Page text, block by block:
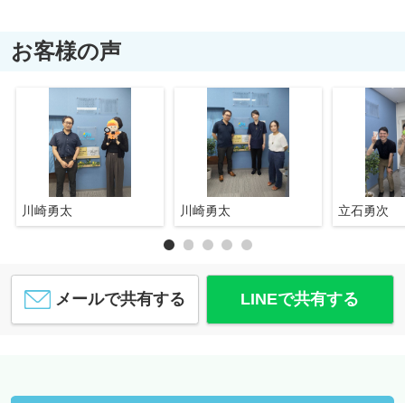
お客様の声
川崎勇太 川崎勇太 立石勇次
メールで共有する LINEで共有する